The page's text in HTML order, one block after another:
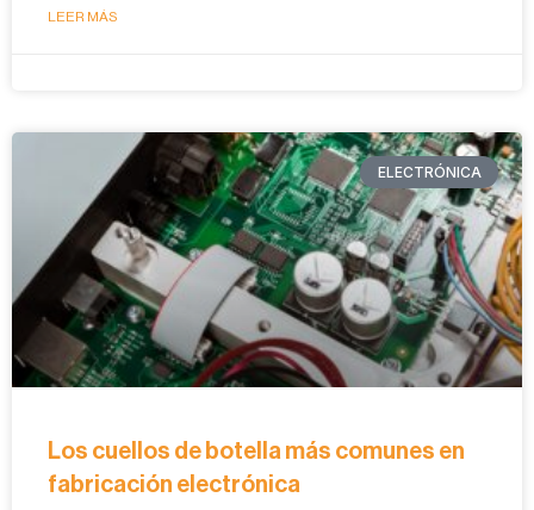
LEER MÁS
ELECTRÓNICA
Los cuellos de botella más comunes en
fabricación electrónica